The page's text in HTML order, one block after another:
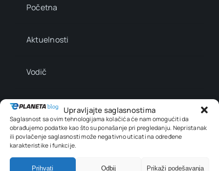
Upravljajte saglasnostima
Saglasnost sa ovim tehnologijama kolačića će nam omogućiti da
obrađujemo podatke kao što su ponašanje pri pregledanju. Nepristanak
ili povlačenje saglasnosti može negativno uticati na određene
karakteristike i funkcije.
Prihvati Odbij Prikaži podešavanja
Početna
Aktuelnosti
Vodič
Majstorski kutak
Kreativni kutak